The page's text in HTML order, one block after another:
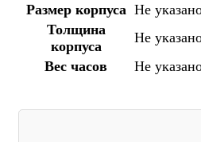
Размер корпуса Не
Толщина
корпуса
Не
Вес часов
Не